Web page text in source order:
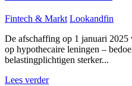
Fintech & Markt Lookandfin
De afschaffing op 1 januari 2025
op hypothecaire leningen –
belastingplichtigen sterker...
Lees verder